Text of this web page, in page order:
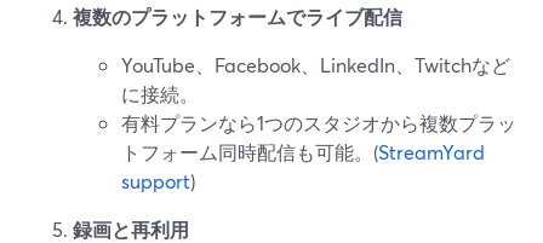
複数のプラットフォームでライブ配信
YouTube、Facebook、LinkedIn、Twitchなど
に接続。
有料プランなら1つのスタジオから複数プラッ
トフォーム同時配信も可能。(StreamYard
support)
録画と再利用